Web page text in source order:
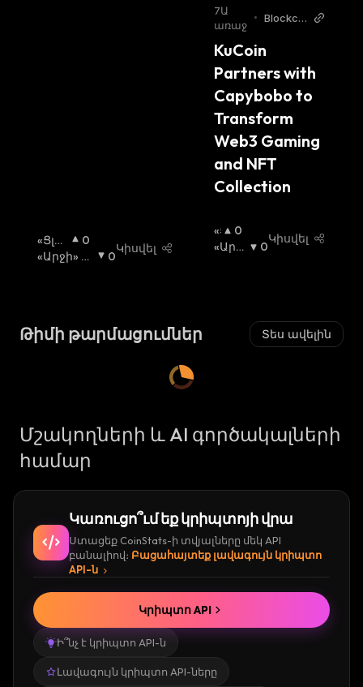
«Ցլի»
Շուկ
0
«Արջի» Շ
0
Կիսվել
Շ
Ո
Կ
Ա
:
Ւկա
7Ա
առաջ
• Blockch
rter
KuCoin
Partners with
Capybobo to
Transform
Web3 Gaming
and NFT
Collection
«Ց
Լ
0
«Արջ
0
Կիսվել
Թիմի թարմացումներ Տես ավելին
Մշակողների և AI գործակալների
համար
Կառուցո՞ւմ եք կրիպտոյի վրա
Ստացեք CoinStats-ի տվյալները մեկ API
բանալիով։ Բացահայտեք լավագույն կրիպտո
API-ն
Ի՞նչ է կրիպտո API-ն
Լավագույն կրիպտո API-ները
Կրիպտո API